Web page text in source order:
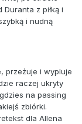
z piłką i
i nudną
przeżuje i wypluje
raczej ukryty
na passing
zbiórki.
dla Allena